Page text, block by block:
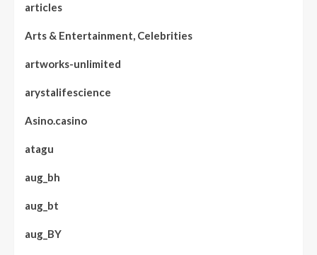
articles
Arts & Entertainment, Celebrities
artworks-unlimited
arystalifescience
Asino.casino
atagu
aug_bh
aug_bt
aug_BY